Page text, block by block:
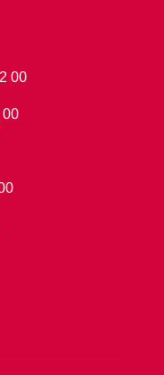
på
00
på
00
på